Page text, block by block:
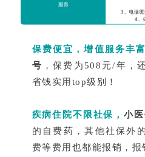
保费便宜，增值服务丰
号 ，保费为508元/年，
省钱实用top级别！
疾病住院不限社保，小
的自费药，其他社保外
费等费用也都能报销，报